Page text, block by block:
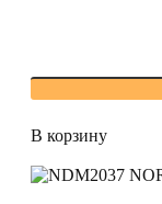
В корзину